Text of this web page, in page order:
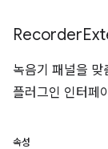
Recorder
녹음기 패널을
플러그인 인터페
속성